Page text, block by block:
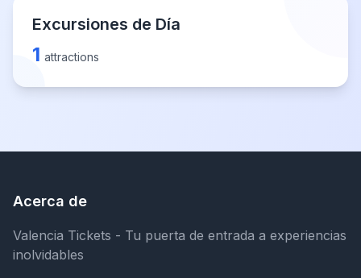
Excursiones de Día
1 attractions
Acerca de
Valencia Tickets - Tu puerta de entrada a experiencias
inolvidables